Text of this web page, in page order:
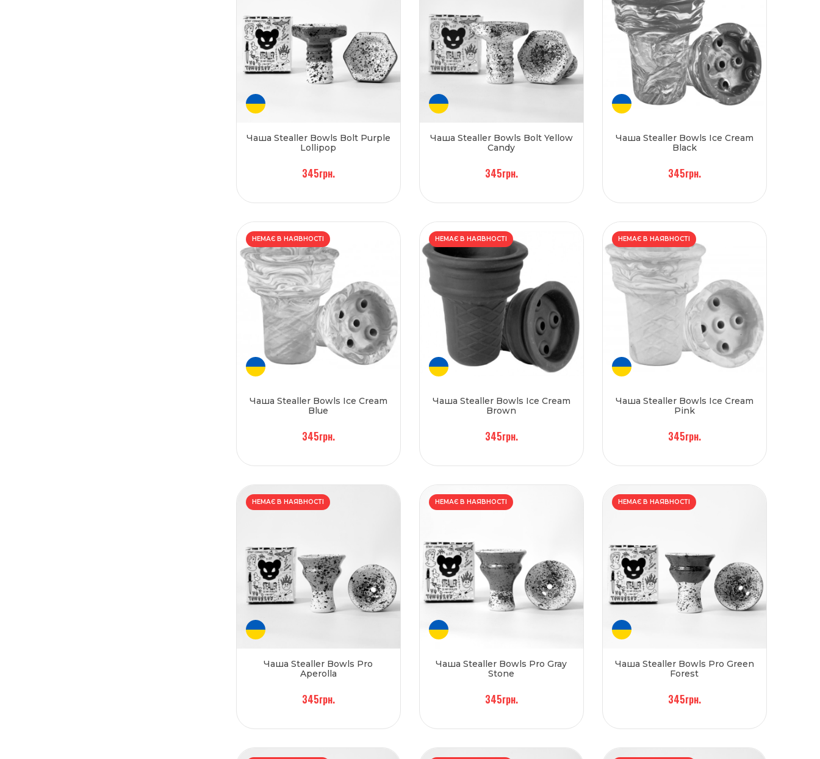
Чаша Stealler Bowls Bolt Purple
Lollipop
345грн.
Чаша Stealler Bowls Bolt Yellow
Candy
345грн.
Чаша Stealler Bowls Ice Cream
Black
345грн.
НЕМАЄ В НАЯВНОСТІ
Чаша Stealler Bowls Ice Cream
Blue
345грн.
НЕМАЄ В НАЯВНОСТІ
Чаша Stealler Bowls Ice Cream
Brown
345грн.
НЕМАЄ В НАЯВНОСТІ
Чаша Stealler Bowls Ice Cream
Pink
345грн.
НЕМАЄ В НАЯВНОСТІ
Чаша Stealler Bowls Pro
Aperolla
345грн.
НЕМАЄ В НАЯВНОСТІ
Чаша Stealler Bowls Pro Gray
Stone
345грн.
НЕМАЄ В НАЯВНОСТІ
Чаша Stealler Bowls Pro Green
Forest
345грн.